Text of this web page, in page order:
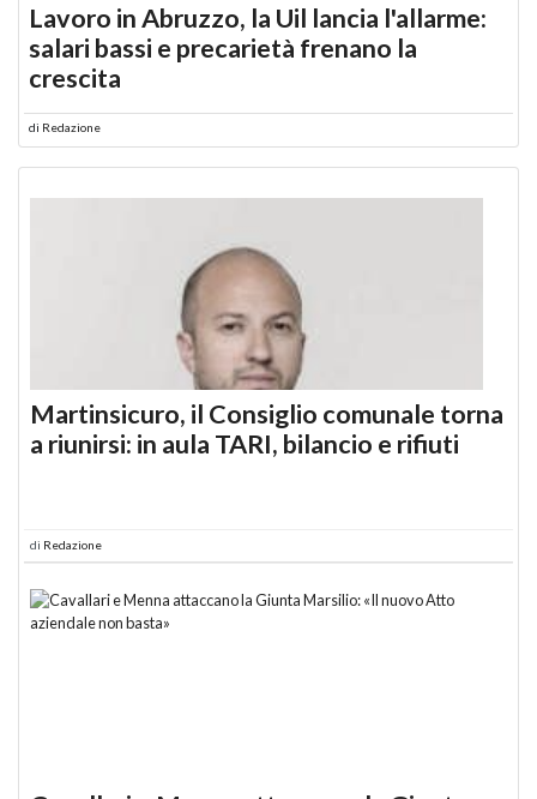
Lavoro in Abruzzo, la Uil lancia l'allarme:
salari bassi e precarietà frenano la
crescita
di Redazione
Martinsicuro, il Consiglio comunale torna
a riunirsi: in aula TARI, bilancio e rifiuti
di Redazione